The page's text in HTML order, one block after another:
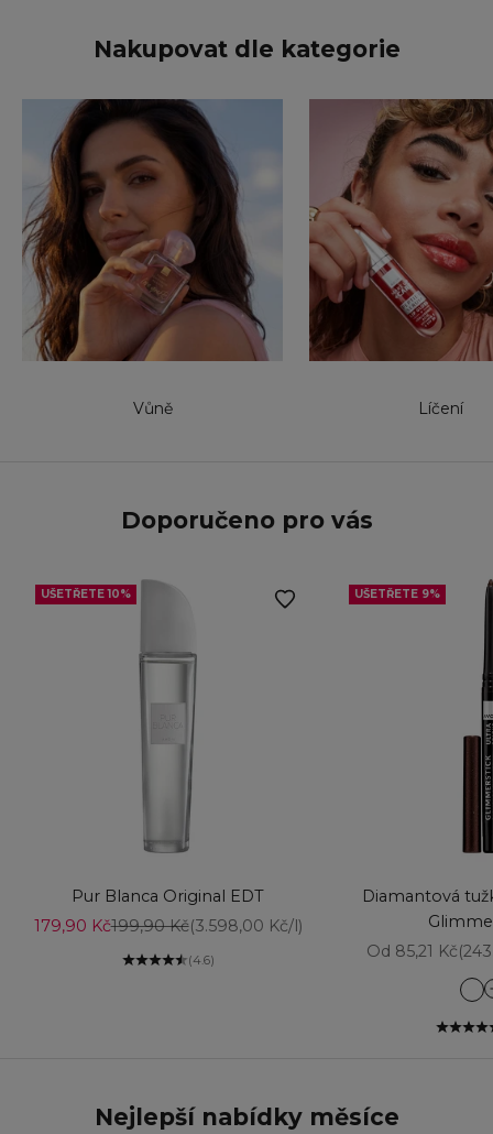
Nakupovat dle kategorie
Vůně Líčení
Doporučeno pro vás
UŠETŘETE 10%
Pur Blanca Original EDT
Prodejní cena
179,90 KčBěžná cena
199,90 Kč(3.598,00 Kč/l)
(4.6)
UŠETŘETE 9%
Diamantová
Prodejní cena
Od 85,21 Kč
Nejlepší nabídky měsíce